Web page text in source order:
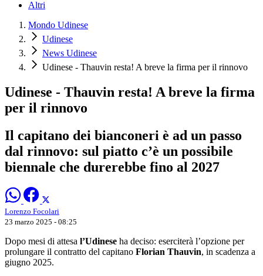
Altri
Mondo Udinese
Udinese
News Udinese
Udinese - Thauvin resta! A breve la firma per il rinnovo
Udinese - Thauvin resta! A breve la firma
per il rinnovo
Il capitano dei bianconeri è ad un passo
dal rinnovo: sul piatto c’è un possibile
biennale che durerebbe fino al 2027
Lorenzo Focolari
23 marzo 2025 - 08:25
Dopo mesi di attesa l’Udinese ha deciso: eserciterà l’opzione per
prolungare il contratto del capitano Florian Thauvin, in scadenza a
giugno 2025.